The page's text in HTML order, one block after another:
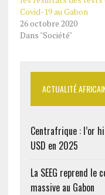
Covid-19 au Gabon
26 octobre 2020
Dans "Société"
ACTUALITÉ
Centrafrique : l’or
USD en 2025
La SEEG reprend
massive au Gabon